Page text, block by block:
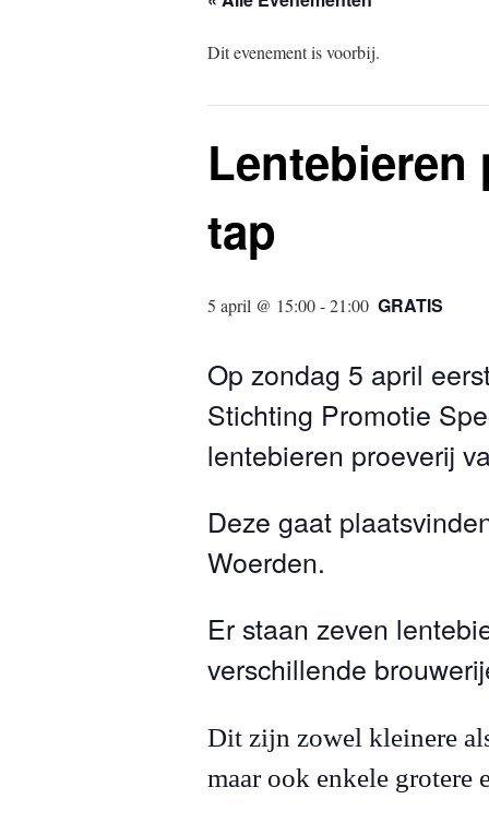
Dit evenement is voorbij.
Lentebieren
tap
5 april @ 15:00-21:00 GRATIS
Op zondag 5 april
Stichting Promotie
lentebieren proeverij
Deze gaat
Woerden.
Er staan zeven
verschillende
Dit zijn zowel kleinere
maar ook enkele grotere